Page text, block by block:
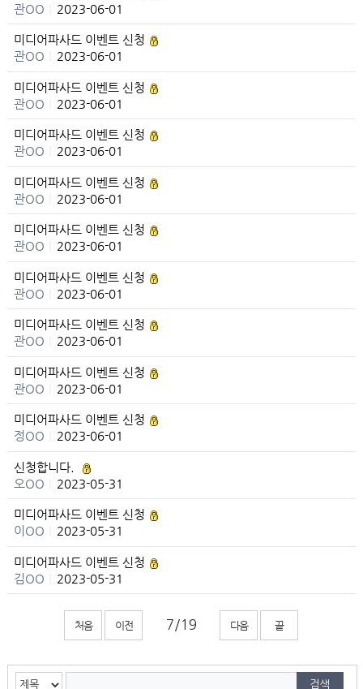
관OO
2023-06-01
미디어파사드 이벤트 신청
관OO
2023-06-01
미디어파사드 이벤트 신청
관OO
2023-06-01
미디어파사드 이벤트 신청
관OO
2023-06-01
미디어파사드 이벤트 신청
관OO
2023-06-01
미디어파사드 이벤트 신청
관OO
2023-06-01
미디어파사드 이벤트 신청
관OO
2023-06-01
미디어파사드 이벤트 신청
관OO
2023-06-01
미디어파사드 이벤트 신청
관OO
2023-06-01
미디어파사드 이벤트 신청
정OO
2023-06-01
신청합니다.
오OO
2023-05-31
미디어파사드 이벤트 신청
이OO
2023-05-31
미디어파사드 이벤트 신청
김OO
2023-05-31
처음 이전 다음 끝